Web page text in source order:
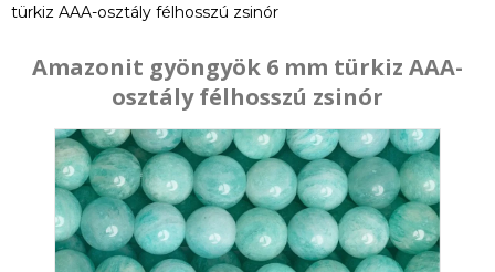
türkiz AAA-osztály félhosszú zsinór
Amazonit gyöngyök 6 mm türkiz AAA-
osztály félhosszú zsinór